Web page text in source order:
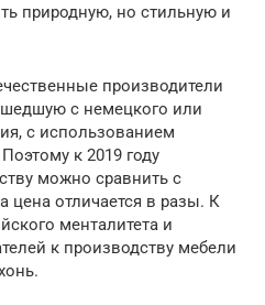
природную, но стильную и
производители
с немецкого или
с использованием
к 2019 году
можно сравнить с
цена отличается в разы. К
менталитета и
к производству мебели